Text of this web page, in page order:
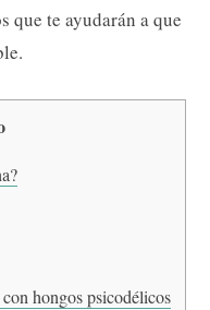
que te ayudarán a que
hongos psicodélicos